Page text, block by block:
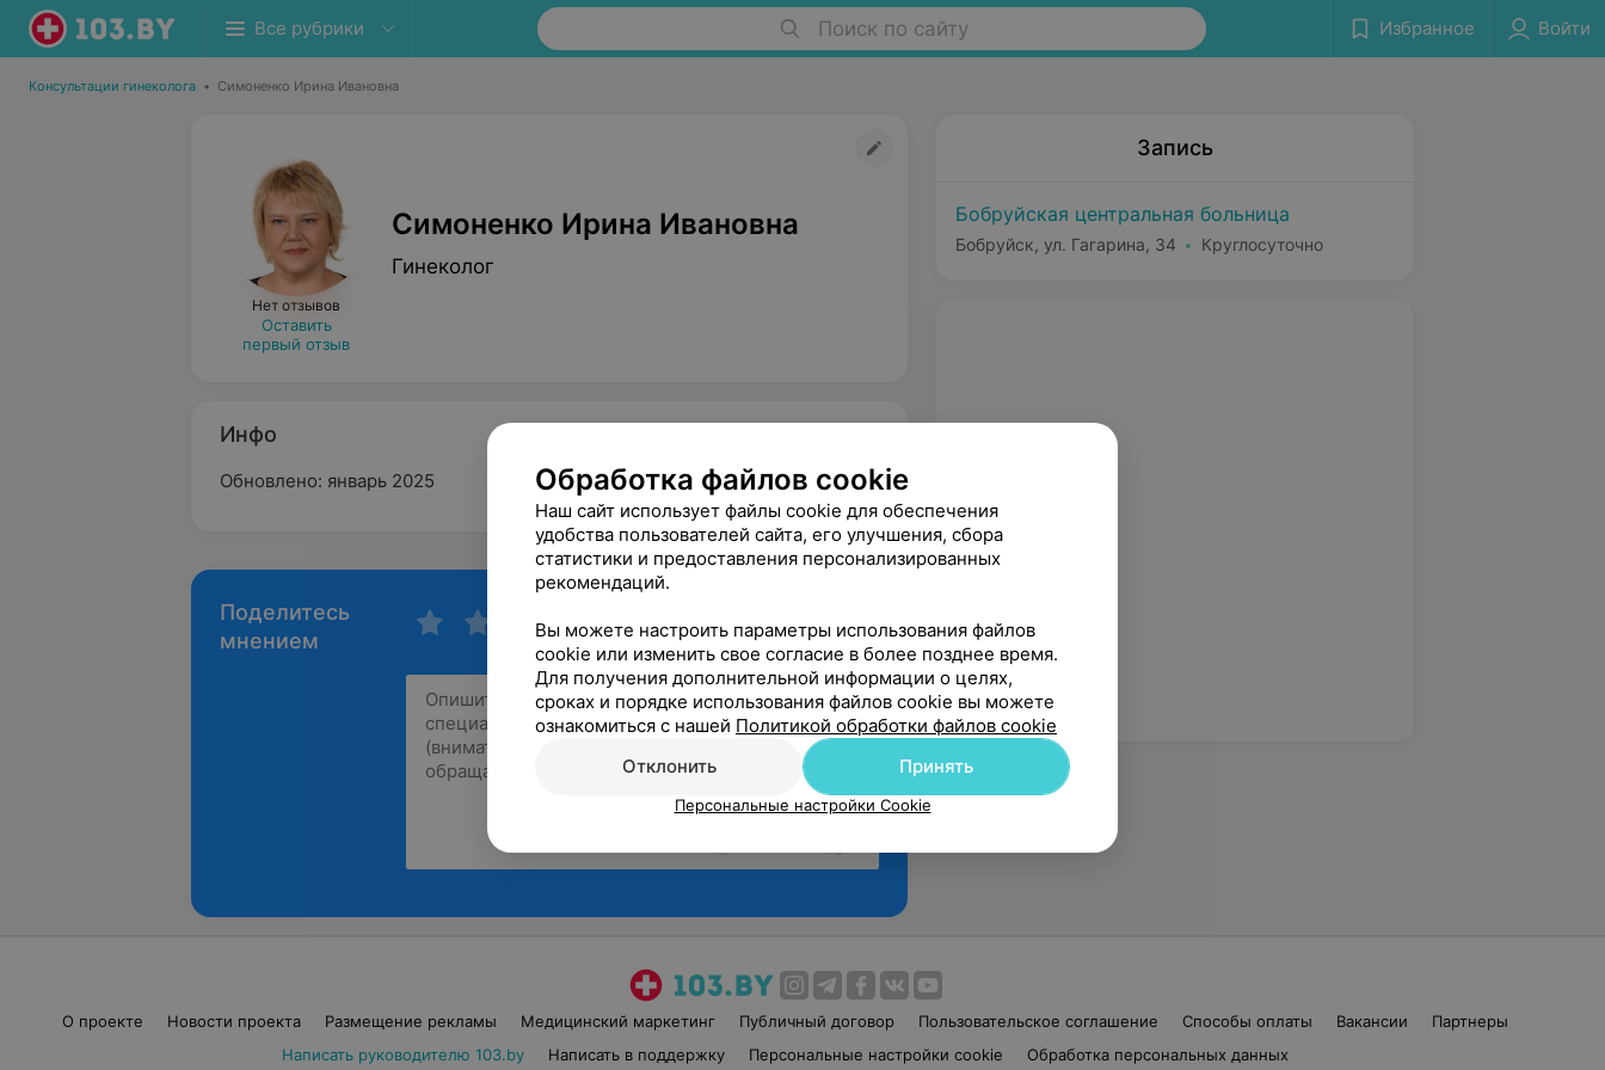
Все рубрики Поиск по сайту Избранное Войти
Консультации гинеколога • Симоненко Ирина Ивановна
Нет отзывов
Оставить
первый отзыв
Симоненко Ирина Ивановна
Гинеколог
Инфо
Обновлено: январь 2025
Поделитесь
мнением
Запись
Бобруйская центральная больница
Бобруйск, ул. Гагарина, 34 Круглосуточно
О проекте Новости проекта Размещение рекламы Медицинский маркетинг Публичный договор Пользовательское соглашение Способы оплаты Вакансии
Партнеры
Написать руководителю 103.by
Написать в поддержку Персональные настройки cookie Обработка персональных данных
Обработка файлов cookie
Наш сайт использует файлы cookie для обеспечения
удобства пользователей сайта, его улучшения, сбора
статистики и предоставления персонализированных
рекомендаций.
Вы можете настроить параметры использования файлов
cookie или изменить свое согласие в более позднее время.
Для получения дополнительной информации о целях,
сроках и порядке использования файлов cookie вы можете
ознакомиться с нашей Политикой обработки файлов cookie
Отклонить
Принять
Персональные настройки Cookie